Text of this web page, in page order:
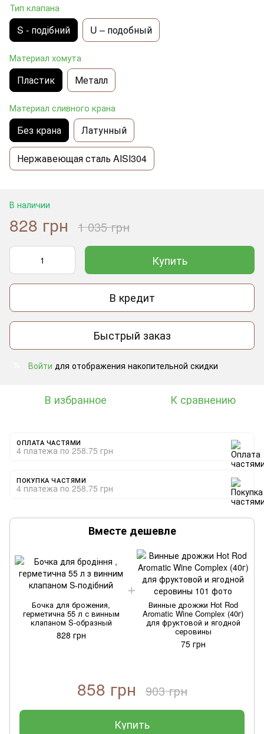
Тип клапана
S - подібний U – подобный
Материал хомута
Пластик Металл
Материал сливного крана
Без крана Латунный
Нержавеющая сталь AISI304
В наличии
828 грн 1 035 грн
Купить
В кредит
Быстрый заказ
Войти для отображения накопительной скидки
В избранное К сравнению
ОПЛАТА ЧАСТЯМИ
4 платежа по 258.75 грн
ПОКУПКА ЧАСТЯМИ
4 платежа по 258.75 грн
Вместе дешевле
Бочка для брожения,
герметична 55 л с винным
клапаном S-образный
828 грн
Винные дрожжи Hot Rod
Aromatic Wine Complex (40г)
для фруктовой и ягодной
серовины
75 грн
858 грн 903 грн
Купить